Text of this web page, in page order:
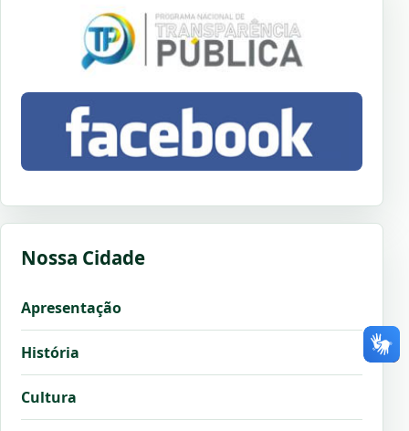
Nossa Cidade
Apresentação
História
Cultura